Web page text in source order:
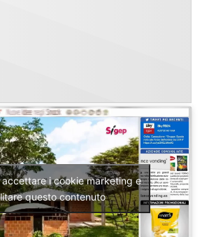
i cookie marketing e
questo contenuto